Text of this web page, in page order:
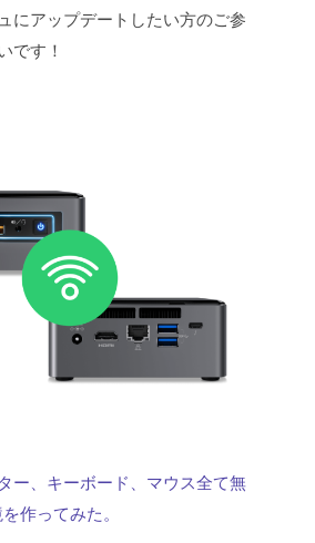
にアップデートしたい方のご参
です！
ー、キーボード、マウス全て無
作ってみた。